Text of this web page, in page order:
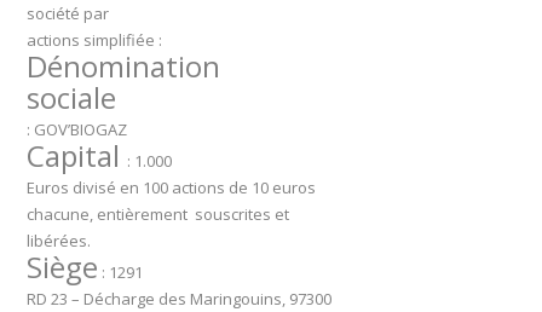
société par
actions simplifiée :
Dénomination
sociale
: GOV’BIOGAZ
Capital : 1.000
Euros divisé en 100 actions de 10 euros
chacune, entièrement souscrites et
libérées.
Siège : 1291
RD 23 – Décharge des Maringouins, 97300